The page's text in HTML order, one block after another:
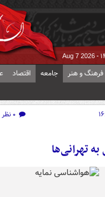
Aug 7 2026
فرهنگ و هنر جامعه اقتصاد
۰ نظر
تهرانی‌ها